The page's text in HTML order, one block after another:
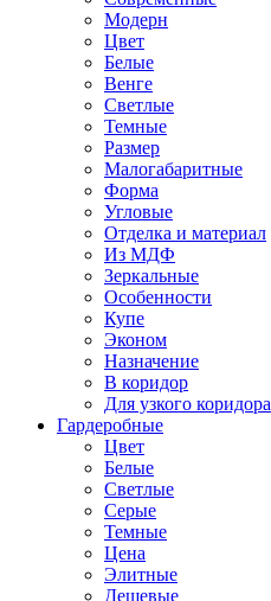
Модерн
Цвет
Белые
Венге
Светлые
Темные
Размер
Малогабаритные
Форма
Угловые
Отделка и материал
Из МДФ
Зеркальные
Особенности
Купе
Эконом
Назначение
В коридор
Для узкого коридора
Гардеробные
Цвет
Белые
Светлые
Серые
Темные
Цена
Элитные
Дешевые